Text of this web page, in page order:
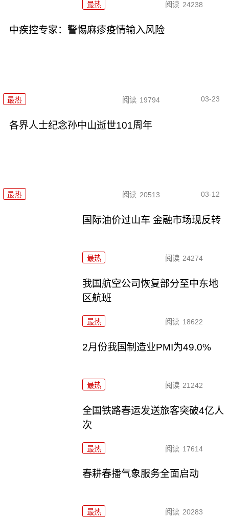
最热 阅读 24238
中疾控专家：警惕麻疹疫情输入风险
最热 阅读 19794 03-23
各界人士纪念孙中山逝世101周年
最热 阅读 20513 03-12
国际油价过山车 金融市场现反转
最热 阅读 24274
我国航空公司恢复部分至中东地
区航班
最热 阅读 18622
2月份我国制造业PMI为49.0%
最热 阅读 21242
全国铁路春运发送旅客突破4亿人
次
最热 阅读 17614
春耕春播气象服务全面启动
最热 阅读 20283